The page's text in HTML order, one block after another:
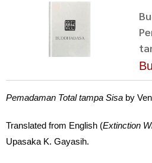
Pemadaman Total tampa Sisa by
Translated from English (Extinction
Upasaka K. Gayasih.